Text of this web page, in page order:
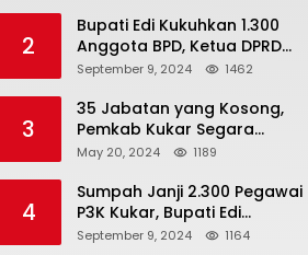
2
Bupati Edi Kukuhkan 1.300
Anggota BPD, Ketua DPRD
Kukar : Lakukan Tupoksi
Pembangunan Secara Merata
September 9, 2024 1462
3
35 Jabatan yang Kosong,
Pemkab Kukar Segara
Mencari Pejabat yang
May 20, 2024 1189
4
Sumpah Janji 2.300 Pegawai
P3K Kukar, Bupati Edi
Damansyah Ingatkan
September 9, 2024 1164